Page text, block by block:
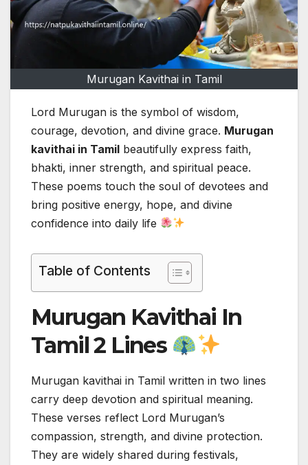
Murugan Kavithai in Tamil
Lord Murugan is the symbol of wisdom,
courage, devotion, and divine grace. Murugan
kavithai in Tamil beautifully express faith,
bhakti, inner strength, and spiritual peace.
These poems touch the soul of devotees and
bring positive energy, hope, and divine
confidence into daily life
Table of Contents
Murugan Kavithai In
Tamil 2 Lines
Murugan kavithai in Tamil written in two lines
carry deep devotion and spiritual meaning.
These verses reflect Lord Murugan’s
compassion, strength, and divine protection.
They are widely shared during festivals,